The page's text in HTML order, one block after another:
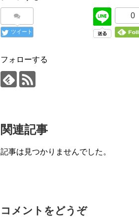
ツイート
0
フォローする
関連記事
記事は見つかりませんでした。
コメントをどうぞ